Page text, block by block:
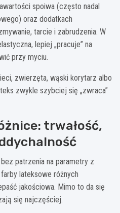
spoiwa (często nadal
oraz dodatkach
tarcie i zabrudzenia. W
lepiej „pracuje” na
przy myciu.
zwierzęta, wąski korytarz albo
zwykle szybciej się „zwraca”
trwałość,
patrzenia na parametry z
lateksowe różnych
jakościowa. Mimo to da się
się najczęściej.